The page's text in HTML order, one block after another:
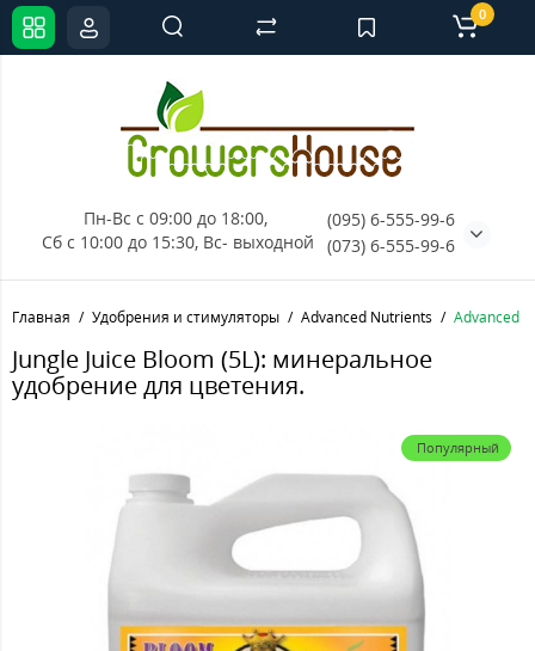
Пн-Вс с 09:00 до 18:00,
Сб с 10:00 до 15:30, Вс- выходной
(095) 6-555-99-6
(073) 6-555-99-6
0
Главная Удобрения и стимуляторы Advanced Nutrients Advanced
Jungle Juice Bloom (5L): минеральное
удобрение для цветения.
Популярный